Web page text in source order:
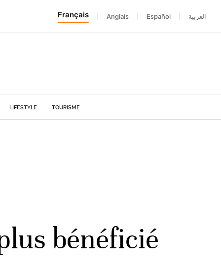
Français Anglais Español العربية
LIFESTYLE TOURISME
bénéficié